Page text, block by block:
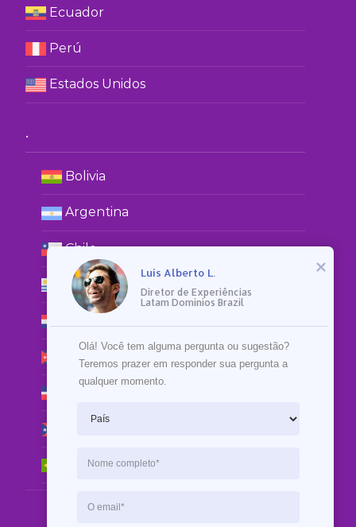
Ecuador
Perú
Estados Unidos
.
Bolivia
Argentina
Chile
Uruguay
Cuba
República Dominicana
Brasil
Olá! Você tem alguma pergunta ou sugestão?
Teremos prazer em responder sua pergunta a
qualquer momento.
Luis Alberto L.
Diretor de Experiências
Latam Dominios Brazil